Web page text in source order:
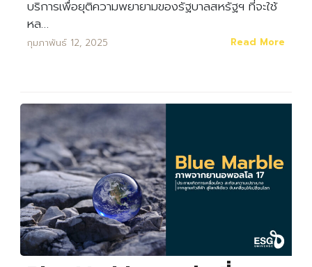
บริการเพื่อยุติความพยายามของรัฐบาลสหรัฐฯ ที่จะใช้
หล…
กุมภาพันธ์ 12, 2025 Read More